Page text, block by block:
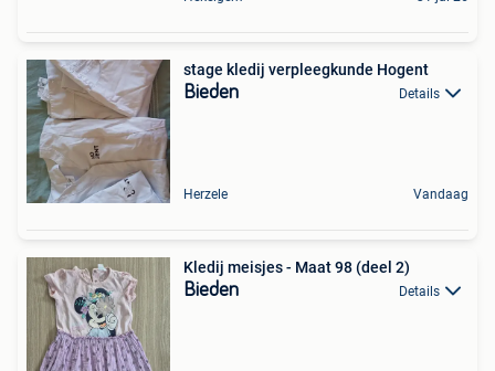
stage kledij verpleegkunde Hogent
Bieden Details
Herzele Vandaag
Kledij meisjes - Maat 98 (deel 2)
Bieden Details